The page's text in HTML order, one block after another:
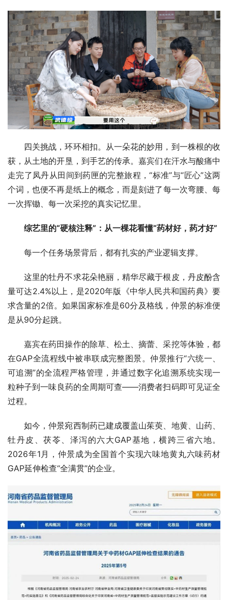
四关挑战，环环相扣。从一朵花的妙用，到一株根的收
获，从土地的开垦，到手艺的传承。嘉宾们在汗水与酸痛中
走完了凤丹从田间到药匣的完整旅程，“标准”与“匠心”这两
个词，也便不再是纸上的概念，而是刻进了每一次弯腰、每
一次挥锄、每一次采挖的真实记忆里。
综艺里的“硬核注释”：从一棵花看懂“药材好，药才好”
每一个任务场景背后，都有扎实的产业逻辑支撑。
这里的牡丹不求花朵艳丽，精华尽藏于根皮，丹皮酚含
量可达2.4%以上，是2020年版《中华人民共和国药典》要
求含量的2倍。如果国家标准是60分及格线，仲景的标准便
是从90分起跳。
嘉宾在药田操作的除草、松土、摘蕾、采挖等体验，都
在GAP全流程线中被串联成完整图景。仲景推行“六统一、
可追溯”的全流程严格管理，并通过数字化追溯系统实现一
粒种子到一味良药的全周期可查——消费者扫码即可见证全
过程。
如今，仲景宛西制药已建成覆盖山茱萸、地黄、山药、
牡丹皮、茯苓、泽泻的六大GAP基地，横跨三省六地。
2026年1月，仲景成为全国首个实现六味地黄丸六味药材
GAP延伸检查“全满贯”的企业。